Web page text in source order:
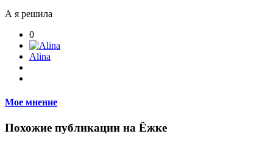
А я решила
0
Alina
Мое мнение
Похожие публикации на Ёжке